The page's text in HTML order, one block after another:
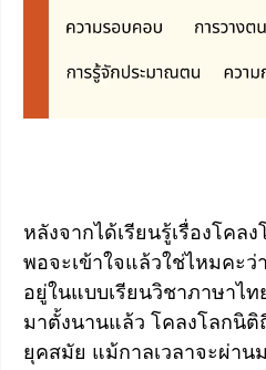
หลังจากได้เรียนรู้เรื่องโคล
พอจะเข้าใจแล้วใช่ไหมคะว่
อยู่ในแบบเรียนวิชาภาษาไ
มาตั้งนานแล้ว โคลงโลกนิติ
ยุคสมัย แม้กาลเวลาจะผ่าน